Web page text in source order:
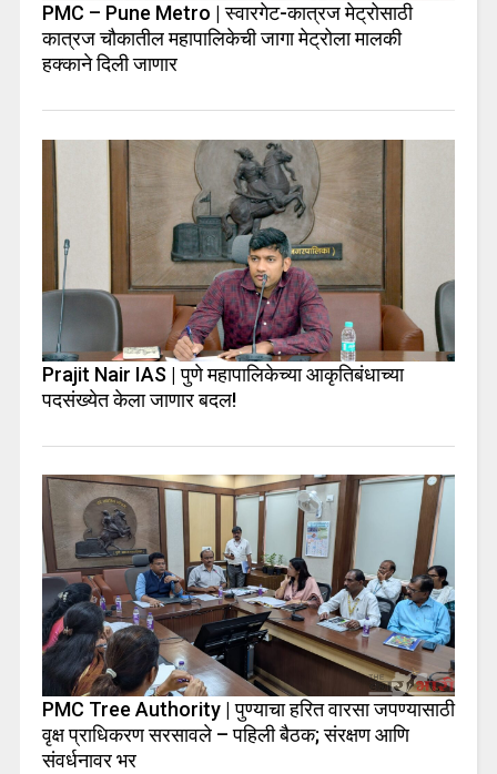
PMC – Pune Metro | स्वारगेट-कात्रज मेट्रोसाठी
कात्रज चौकातील महापालिकेची जागा मेट्रोला मालकी
हक्काने दिली जाणार
Prajit Nair IAS | पुणे महापालिकेच्या आकृतिबंधाच्या
पदसंख्येत केला जाणार बदल!
PMC Tree Authority | पुण्याचा हरित वारसा जपण्यासाठी
वृक्ष प्राधिकरण सरसावले – पहिली बैठक; संरक्षण आणि
संवर्धनावर भर